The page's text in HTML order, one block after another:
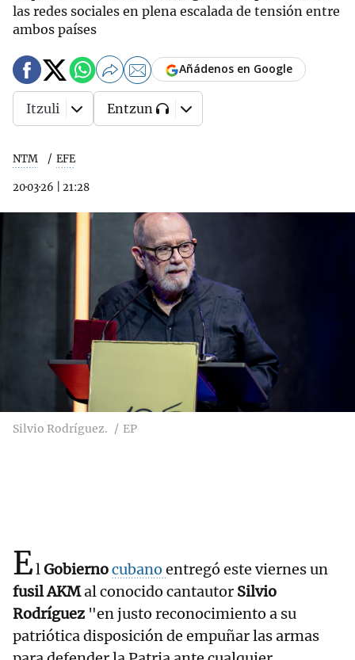
las redes sociales en plena escalada de tensión entre
ambos países
NTM EFE
20·03·26 21:28
Añádenos en Google
Itzuli Entzun
Silvio Rodríguez. EP
ElGobiernocubano entregó este viernes un
fusil AKMal conocido cantautor Silvio
Rodríguez "en justo reconocimiento a su
patriótica disposición de empuñar las armas